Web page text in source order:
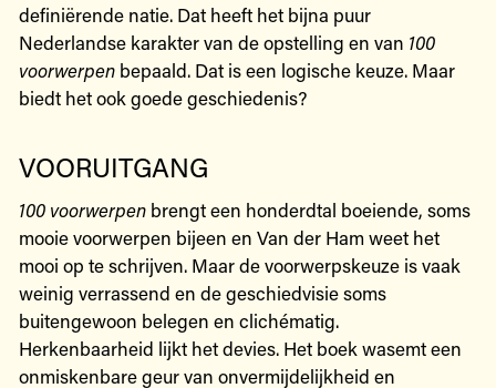
definiërende natie. Dat heeft het bijna puur
Nederlandse karakter van de opstelling en van 100
voorwerpenbepaald. Dat is een logische keuze. Maar
biedt het ook goede geschiedenis?
VOORUITGANG
100 voorwerpenbrengt een honderdtal boeiende, soms
mooie voorwerpen bijeen en Van der Ham weet het
mooi op te schrijven. Maar de voorwerpskeuze is vaak
weinig verrassend en de geschiedvisie soms
buitengewoon belegen en clichématig.
Herkenbaarheid lijkt het devies. Het boek wasemt een
onmiskenbare geur van onvermijdelijkheid en